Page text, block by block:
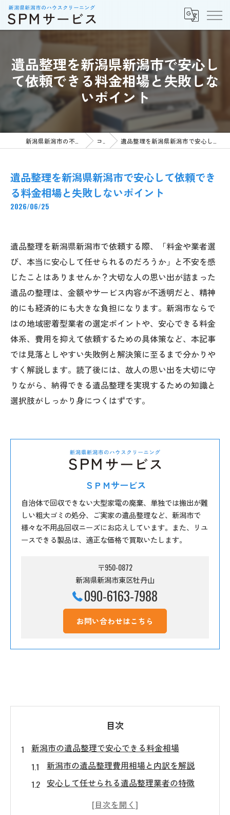
遺品整理を新潟県新潟市で安心し
て依頼できる料金相場と失敗しな
いポイント
コラム 遺品整理を新潟県新潟市で安心して依頼できる料金相場と失敗しないポイント
遺品整理を新潟県新潟市で安心して依頼でき
る料金相場と失敗しないポイント
2026/06/25
遺品整理を新潟県新潟市で依頼する際、「料金や業者選
び、本当に安心して任せられるのだろうか」と不安を感
じたことはありませんか？大切な人の思い出が詰まった
遺品の整理は、金額やサービス内容が不透明だと、精神
的にも経済的にも大きな負担になります。新潟市ならで
はの地域密着型業者の選定ポイントや、安心できる料金
体系、費用を抑えて依頼するための具体策など、本記事
では見落としやすい失敗例と解決策に至るまで分かりや
すく解説します。読了後には、故人の思い出を大切に守
りながら、納得できる遺品整理を実現するための知識と
選択肢がしっかり身につくはずです。
ＳＰＭサービス
自治体で回収できない大型家電の廃棄、単独では搬出が難
しい粗大ゴミの処分、ご実家の遺品整理など、新潟市で
様々な不用品回収ニーズにお応えしています。また、リユ
ースできる製品は、適正な価格で買取いたします。
〒950-0872
新潟県新潟市東区牡丹山
090-6163-7988
お問い合わせはこちら
目次
新潟市の遺品整理で安心できる料金相場
新潟市の遺品整理費用相場と内訳を解説
安心して任せられる遺品整理業者の特徴
遺品整理費用に含まれるサービス内容とは